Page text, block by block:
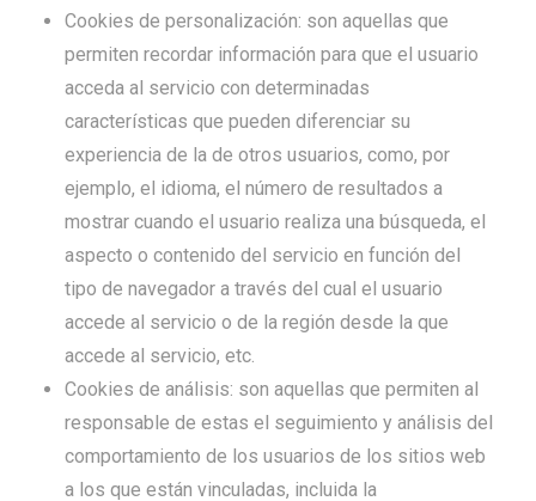
Cookies de personalización: son aquellas que
permiten recordar información para que el usuario
acceda al servicio con determinadas
características que pueden diferenciar su
experiencia de la de otros usuarios, como, por
ejemplo, el idioma, el número de resultados a
mostrar cuando el usuario realiza una búsqueda, el
aspecto o contenido del servicio en función del
tipo de navegador a través del cual el usuario
accede al servicio o de la región desde la que
accede al servicio, etc.
Cookies de análisis: son aquellas que permiten al
responsable de estas el seguimiento y análisis del
comportamiento de los usuarios de los sitios web
a los que están vinculadas, incluida la